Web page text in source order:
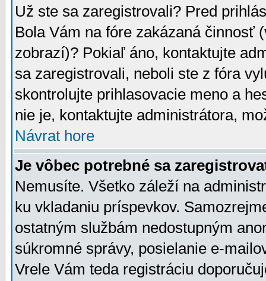
Už ste sa zaregistrovali? Pred
Bola Vám na fóre zakázaná činnosť
zobrazí)? Pokiaľ áno, kontaktujte
sa zaregistrovali, neboli ste z fóra
skontrolujte prihlasovacie meno a
nie je, kontaktujte administrátora,
Návrat hore
Je vôbec potrebné sa
Nemusíte. Všetko záleží na
ku vkladaniu príspevkov.
ostatným službám nedostupným
súkromné správy, posielanie e-
Vrele Vám teda registráciu